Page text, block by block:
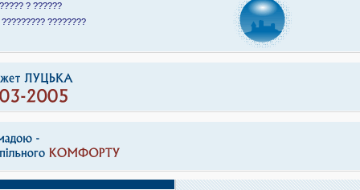
? ??????
????????